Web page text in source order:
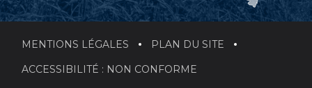
MENTIONS LÉGALES PLAN DU SITE
ACCESSIBILITÉ : NON CONFORME